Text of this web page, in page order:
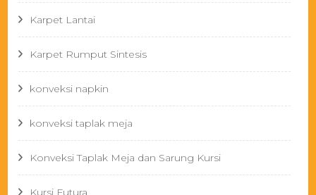
Karpet Lantai
Karpet Rumput Sintesis
konveksi napkin
konveksi taplak meja
Konveksi Taplak Meja dan Sarung Kursi
Kursi Futura